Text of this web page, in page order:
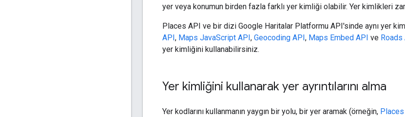
yer veya konumun birden fazla farklı yer kimliği olabilir. Yer kimlikleri
Places API ve bir dizi Google Haritalar Platformu API'sinde aynı yer
API, Maps JavaScript API, Geocoding API, Maps Embed API ve Roads
yer kimliğini kullanabilirsiniz.
Yer kimliğini kullanarak yer ayrıntılarını alma
Yer kodlarını kullanmanın yaygın bir yolu, bir yer aramak (örneğin,